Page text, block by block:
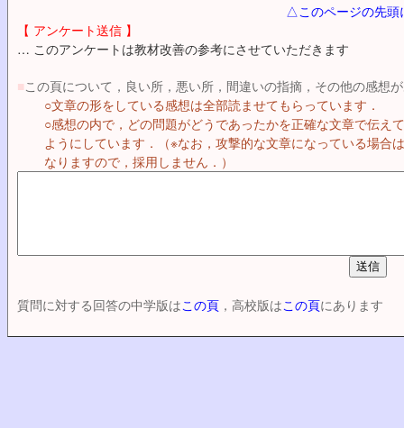
△このページの先
【 アンケート送信 】
… このアンケートは教材改善の参考にさせていただきます
■この頁について，良い所，悪い所，間違いの指摘，その他の感想
○文章の形をしている感想は全部読ませてもらっています．
○感想の内で，どの問題がどうであったかを正確な文章で伝え
ようにしています．（※なお，攻撃的な文章になっている場合
なりますので，採用しません．）
質問に対する回答の中学版はこの頁 ，高校版はこの頁にあります